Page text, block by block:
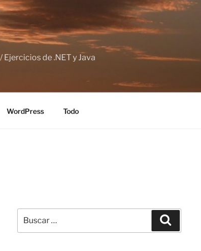
de .NET y Java
WordPress Todo
por: